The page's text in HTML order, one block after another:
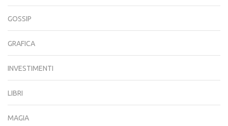
GOSSIP
GRAFICA
INVESTIMENTI
LIBRI
MAGIA